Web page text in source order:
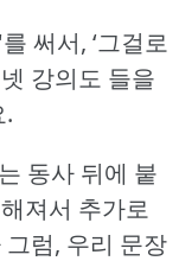
써서, ‘그걸로
강의도 들을
.
동사 뒤에 붙
져서 추가로
그럼, 우리 문장